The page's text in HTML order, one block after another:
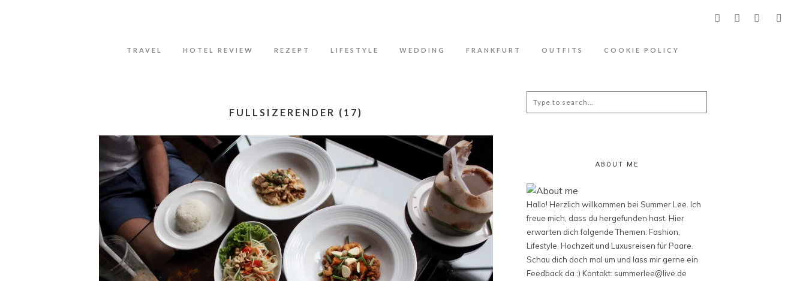
TRAVEL HOTEL REVIEW REZEPT LIFESTYLE WEDDING FRANKFURT OUTFITS COOKIE POLICY
FULLSIZERENDER (17)
Search
for:
ABOUT ME
Hallo! Herzlich willkommen bei Summer Lee. Ich
freue mich, dass du hergefunden hast. Hier
erwarten dich folgende Themen: Fashion,
Lifestyle, Hochzeit und Luxusreisen für Paare.
Schau dich doch mal um und lass mir gerne ein
Feedback da :) Kontakt: summerlee@live.de